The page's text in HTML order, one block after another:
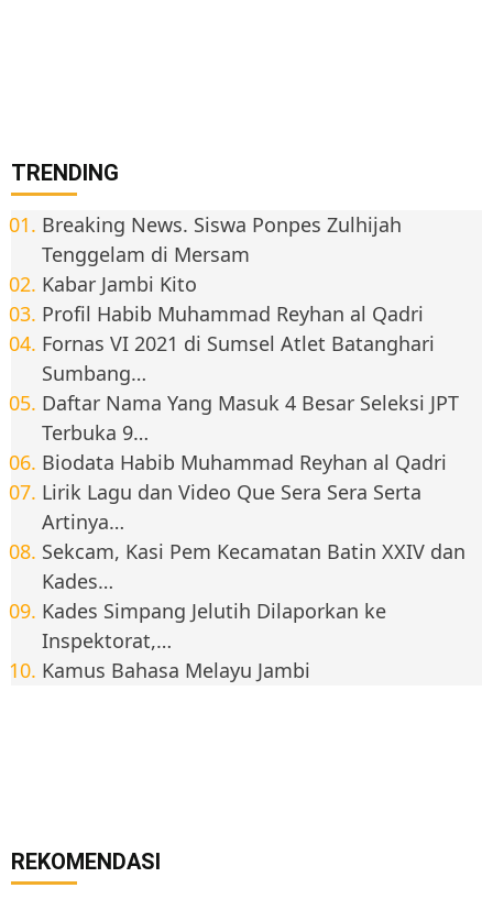
TRENDING
Breaking News. Siswa Ponpes Zulhijah
Tenggelam di Mersam
Kabar Jambi Kito
Profil Habib Muhammad Reyhan al Qadri
Fornas VI 2021 di Sumsel Atlet Batanghari
Sumbang…
Daftar Nama Yang Masuk 4 Besar Seleksi JPT
Terbuka 9…
Biodata Habib Muhammad Reyhan al Qadri
Lirik Lagu dan Video Que Sera Sera Serta
Artinya…
Sekcam, Kasi Pem Kecamatan Batin XXIV dan
Kades…
Kades Simpang Jelutih Dilaporkan ke
Inspektorat,…
Kamus Bahasa Melayu Jambi
REKOMENDASI